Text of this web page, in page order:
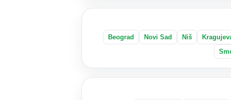
Beograd Novi Sad Niš